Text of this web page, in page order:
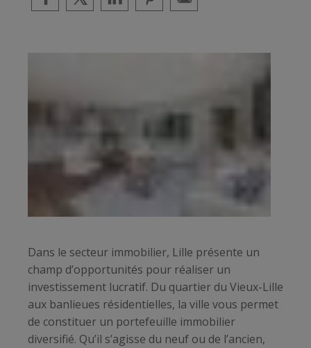
Dans le secteur immobilier, Lille présente un
champ d’opportunités pour réaliser un
investissement lucratif. Du quartier du Vieux-Lille
aux banlieues résidentielles, la ville vous permet
de constituer un portefeuille immobilier
diversifié. Qu’il s’agisse du neuf ou de l’ancien,